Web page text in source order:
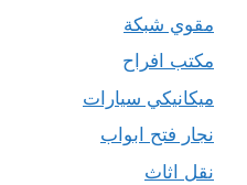
مقوي شبكة
مكتب افراح
ميكانيكي سيارات
نجار فتح ابواب
نقل اثاث